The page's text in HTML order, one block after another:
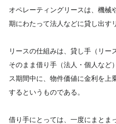
オペレーティングリースは、機械
期にわたって法人などに貸し出す
リースの仕組みは、貸し手（リー
そのまま借り手（法人・個人など
ス期間中に、物件価値に金利を上
するというものである。
借り手にとっては、一度にまとま